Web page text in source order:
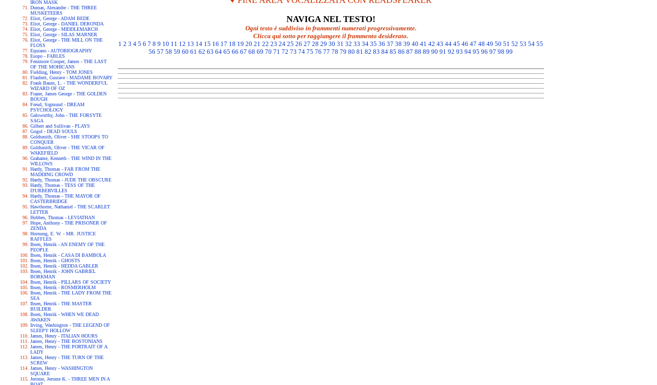
IRON MASK
Dumas, Alexandre - THE THREE
MUSKETEERS
Eliot, George - ADAM BEDE
Eliot, George - DANIEL DERONDA
Eliot, George - MIDDLEMARCH
Eliot, George - SILAS MARNER
Eliot, George - THE MILL ON THE
FLOSS
Equiano - AUTOBIOGRAPHY
Esopo - FABLES
Fenimore Cooper, James - THE LAST
OF THE MOHICANS
Fielding, Henry - TOM JONES
Flaubert, Gustave - MADAME BOVARY
Frank Baum, L. - THE WONDERFUL
WIZARD OF OZ
Frazer, James George - THE GOLDEN
BOUGH
Freud, Sigmund - DREAM
PSYCHOLOGY
Galsworthy, John - THE FORSYTE
SAGA
Gilbert and Sullivan - PLAYS
Gogol - DEAD SOULS
Goldsmith, Oliver - SHE STOOPS TO
CONQUER
Goldsmith, Oliver - THE VICAR OF
WAKEFIELD
Grahame, Kenneth - THE WIND IN THE
WILLOWS
Hardy, Thomas - FAR FROM THE
MADDING CROWD
Hardy, Thomas - JUDE THE OBSCURE
Hardy, Thomas - TESS OF THE
D'URBERVILLES
Hardy, Thomas - THE MAYOR OF
CASTERBRIDGE
Hawthorne, Nathaniel - THE SCARLET
LETTER
Hobbes, Thomas - LEVIATHAN
Hope, Anthony - THE PRISONER OF
ZENDA
Hornung, E. W. - MR. JUSTICE
RAFFLES
Ibsen, Henrik - AN ENEMY OF THE
PEOPLE
Ibsen, Henrik - CASA DI BAMBOLA
Ibsen, Henrik - GHOSTS
Ibsen, Henrik - HEDDA GABLER
Ibsen, Henrik - JOHN GABRIEL
BORKMAN
Ibsen, Henrik - PILLARS OF SOCIETY
Ibsen, Henrik - ROSMERHOLM
Ibsen, Henrik - THE LADY FROM THE
SEA
Ibsen, Henrik - THE MASTER
BUILDER
Ibsen, Henrik - WHEN WE DEAD
AWAKEN
Irving, Washington - THE LEGEND OF
SLEEPY HOLLOW
James, Henry - ITALIAN HOURS
James, Henry - THE BOSTONIANS
James, Henry - THE PORTRAIT OF A
LADY
James, Henry - THE TURN OF THE
SCREW
James, Henry - WASHINGTON
SQUARE
Jerome, Jerome K. - THREE MEN IN A
NAVIGA NEL TESTO!
Ogni testo è suddiviso in frammenti numerati progressivamente.
Clicca qui sotto per raggiungere il frammento desiderato.
1 2 3 4 5 6 7 8 9 10 11 12 13 14 15 16 17 18 19 20 21 22 23 24 25 26 27 28 29 30 31 32 33 34 35 36 37 38 39 40 41 42 43 44 45 46 47 48 49 50 51 52 53 54 55
56 57 58 59 60 61 62 63 64 65 66 67 68 69 70 71 72 73 74 75 76 77 78 79 80 81 82 83 84 85 86 87 88 89 90 91 92 93 94 95 96 97 98 99